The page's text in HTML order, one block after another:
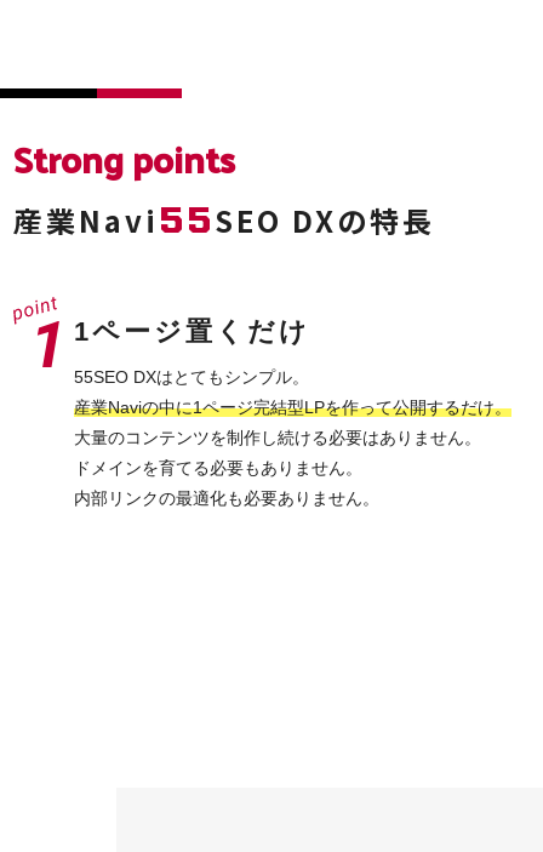
Strong points
産業Navi 55SEO DXの特長
1ページ置くだけ
55SEO DXはとてもシンプル。
産業Naviの中に1ページ完結型LPを作って公開するだけ。
大量のコンテンツを制作し続ける必要はありません。
ドメインを育てる必要もありません。
内部リンクの最適化も必要ありません。